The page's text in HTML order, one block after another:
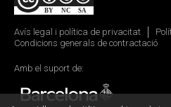
Avís legal i política de privacitat
Condicions generals de contractació
Amb el suport de: